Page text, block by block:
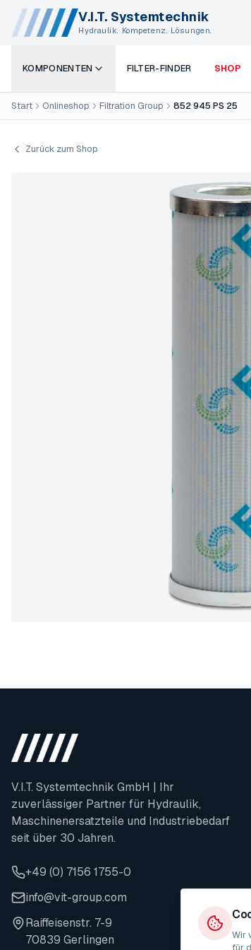
V.I.T. Systemtechnik
Hydraulik. Kompetenz. Lösungen.
KOMPONENTEN FILTER-FINDER SHOP
Start Onlineshop Filtration Group 852 945 PS 25
Zurück zum Shop
V.I.T. Systemtechnik GmbH | Ihr
zuverlässiger Partner für Hydraulik,
Maschinenersatzteile und Industriebedarf
seit über 30 Jahren.
+49 (0) 7156 1755-0
info@vit-group.com
Raiffeisenstr. 7-9
70839 Gerlingen
Wir
für